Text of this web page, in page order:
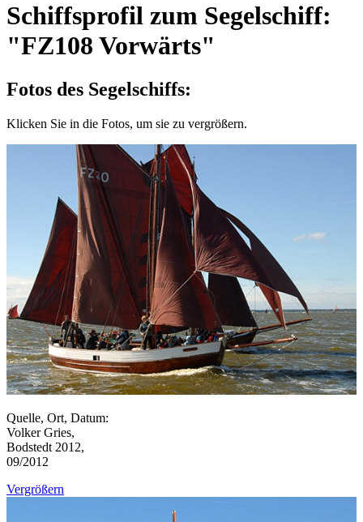
Schiffsprofil zum Segelschiff:
"FZ108 Vorwärts"
Fotos des Segelschiffs:
Klicken Sie in die Fotos, um sie zu vergrößern.
Quelle, Ort, Datum:
Volker Gries,
Bodstedt 2012,
09/2012
Vergrößern